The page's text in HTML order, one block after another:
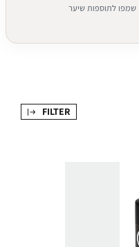
שמפו לתוספות שיער
FILTER